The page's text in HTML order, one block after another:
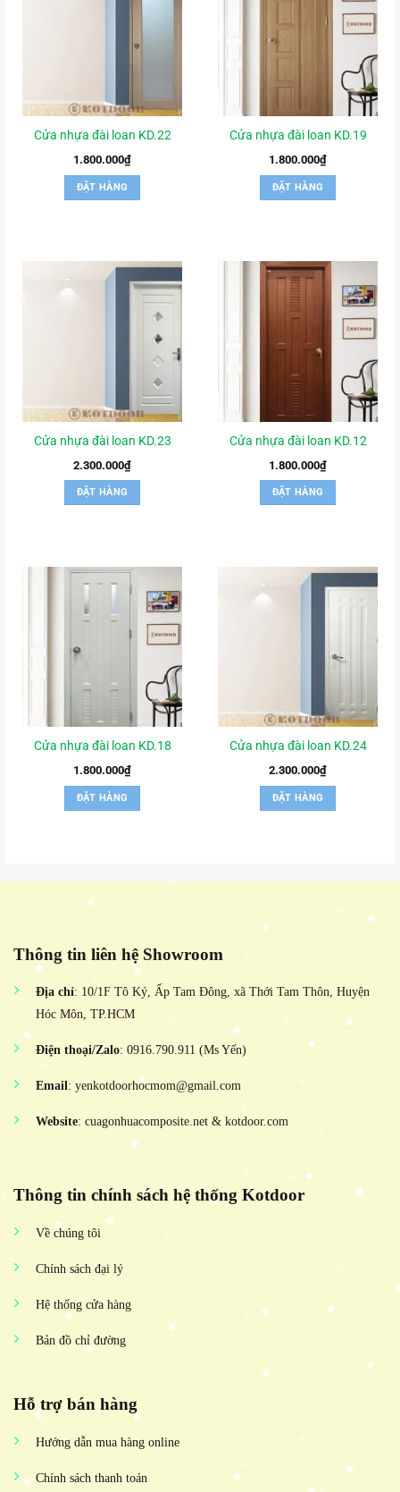
Cửa nhựa đài loan KD.22
1.800.000₫
ĐẶT HÀNG
Cửa nhựa đài loan KD.19
1.800.000₫
ĐẶT HÀNG
Cửa nhựa đài loan KD.23
2.300.000₫
ĐẶT HÀNG
Cửa nhựa đài loan KD.12
1.800.000₫
ĐẶT HÀNG
Cửa nhựa đài loan KD.18
1.800.000₫
ĐẶT HÀNG
Cửa nhựa đài loan KD.24
2.300.000₫
ĐẶT HÀNG
Thông tin liên hệ Showroom
Địa chỉ: 10/1F Tô Ký, Ấp Tam Đông, xã Thới Tam Thôn, Huyện
Hóc Môn, TP.HCM
Điện thoại/Zalo: 0916.790.911 (Ms Yến)
Email: yenkotdoorhocmom@gmail.com
Website: cuagonhuacomposite.net & kotdoor.com
Thông tin chính sách hệ thống Kotdoor
Về chúng tôi
Chính sách đại lý
Hệ thống cửa hàng
Bản đồ chỉ đường
Hỗ trợ bán hàng
Hướng dẫn mua hàng online
Chính sách thanh toán